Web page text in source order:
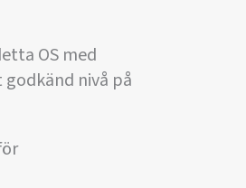
OS med
nivå på